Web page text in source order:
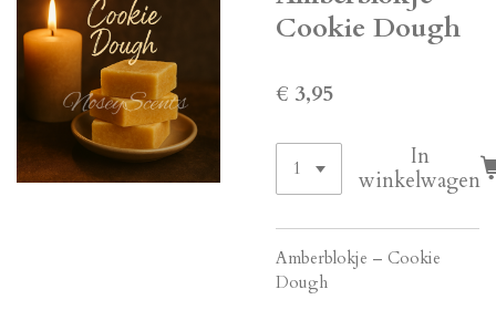
Cookie Dough
€ 3,95
In
winkelwagen
Amberblokje – Cookie
Dough